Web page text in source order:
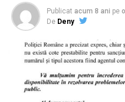
Publicat acum 8 ani pe
De Deny